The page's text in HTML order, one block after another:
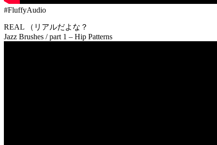
#FluffyAudio
REAL （リアルだよな？
Jazz Brushes / part 1 – Hip Patterns